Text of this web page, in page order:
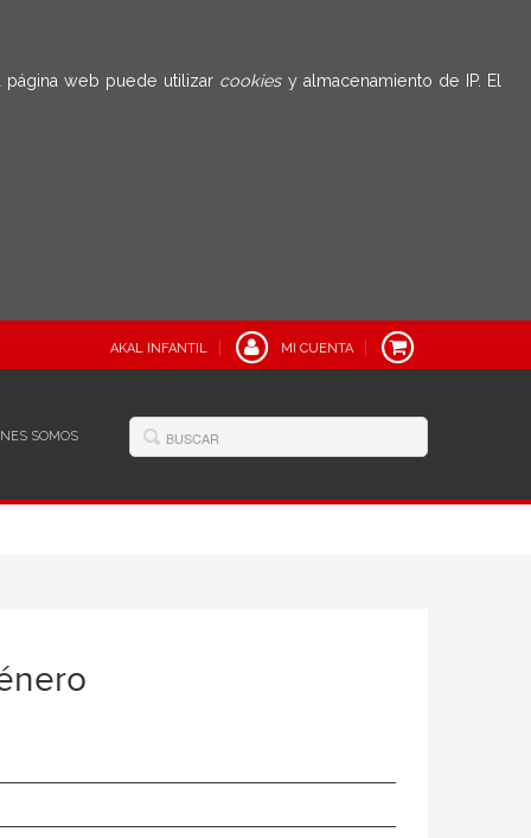
web puede utilizar cookies y almacenamiento de IP. El
AKAL INFANTIL MI CUENTA
SOMOS